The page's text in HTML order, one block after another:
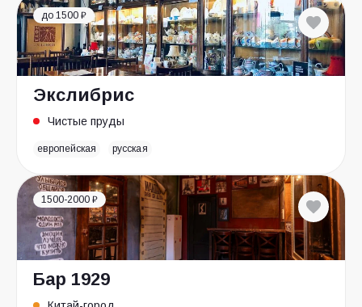
до 1500 ₽
Экслибрис
Чистые пруды
европейская русская
1500-2000 ₽
Бар 1929